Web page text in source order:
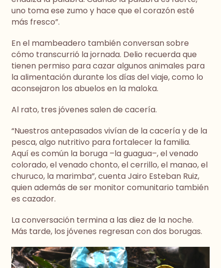
uno toma ese zumo y hace que el corazón esté
más fresco”.
En el mambeadero también conversan sobre
cómo transcurrió la jornada. Delio recuerda que
tienen permiso para cazar algunos animales para
la alimentación durante los días del viaje, como lo
aconsejaron los abuelos en la maloka.
Al rato, tres jóvenes salen de cacería.
“Nuestros antepasados vivían de la cacería y de la
pesca, algo nutritivo para fortalecer la familia.
Aquí es común la boruga –la guagua–, el venado
colorado, el venado chonto, el cerrillo, el manao, el
churuco, la marimba”, cuenta Jairo Esteban Ruiz,
quien además de ser monitor comunitario también
es cazador.
La conversación termina a las diez de la noche.
Más tarde, los jóvenes regresan con dos borugas.